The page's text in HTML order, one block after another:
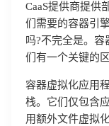
CaaS提供商提供
们需要的容器引
吗?不完全是。
们有一个关键的区
容器虚拟化应用
栈。它们仅包含
用额外文件虚拟